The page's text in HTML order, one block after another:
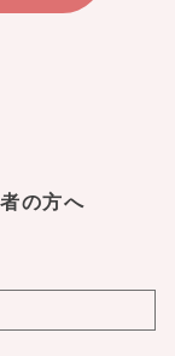
の方へ